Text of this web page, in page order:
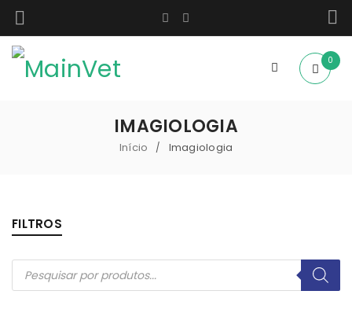
0
IMAGIOLOGIA
Início / Imagiologia
FILTROS